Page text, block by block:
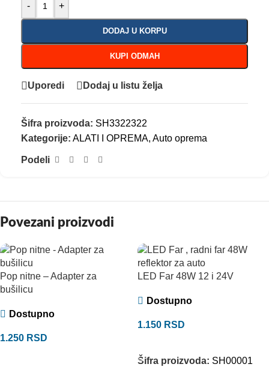
- +
DODAJ U KORPU
KUPI ODMAH
Uporedi Dodaj u listu želja
Šifra proizvoda: SH3322322
Kategorije: ALATI I OPREMA, Auto oprema
Podeli
Povezani proizvodi
Pop nitne – Adapter za
bušilicu
Dostupno
1.250 RSD
LED Far 48W 12 i 24V
Dostupno
1.150 RSD
Šifra proizvoda: SH00001